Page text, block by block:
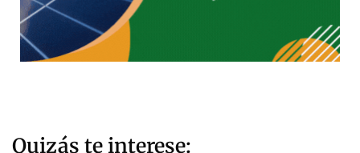
Quizás te interese: